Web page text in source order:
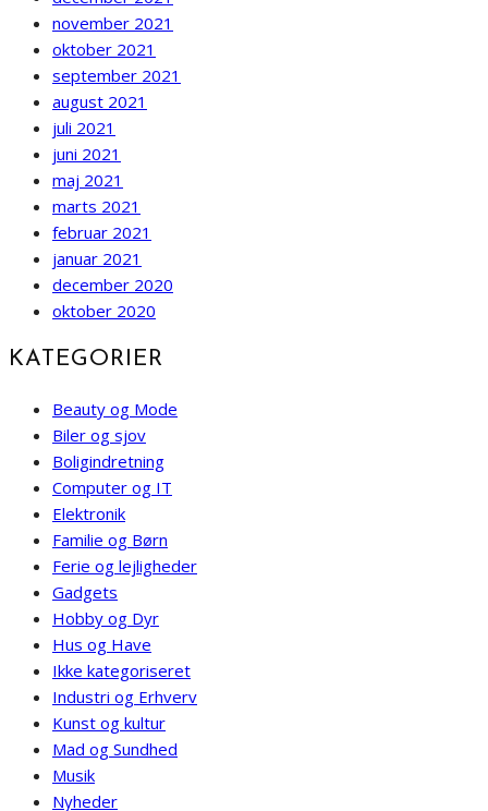
november 2021
oktober 2021
september 2021
august 2021
juli 2021
juni 2021
maj 2021
marts 2021
februar 2021
januar 2021
december 2020
oktober 2020
KATEGORIER
Beauty og Mode
Biler og sjov
Boligindretning
Computer og IT
Elektronik
Familie og Børn
Ferie og lejligheder
Gadgets
Hobby og Dyr
Hus og Have
Ikke kategoriseret
Industri og Erhverv
Kunst og kultur
Mad og Sundhed
Musik
Nyheder